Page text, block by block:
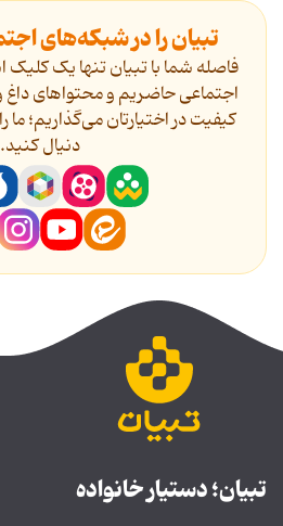
تبیان را در شبکه‌های
فاصله شما با تبیان تنها یک
اجتماعی حاضریم و محتواهای داغ
کیفیت در اختیارتان می‌گذاریم؛
دنیال کنید.
تبیان؛ دستیار خانواده